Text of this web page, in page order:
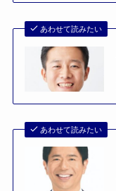
あわせて読みたい
あわせて読みたい